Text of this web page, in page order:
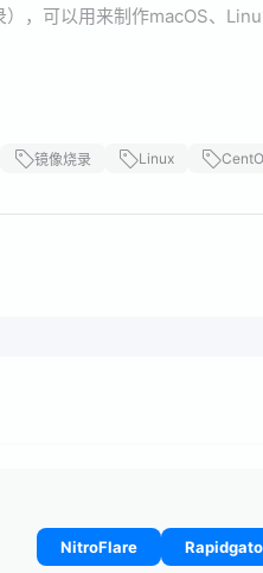
，可以用来制作macOS、
镜像烧录 Linux
NitroFlare